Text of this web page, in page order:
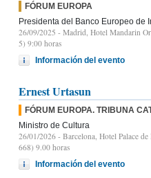
FÓRUM EUROPA
Presidenta del Banco Europeo de
26/09/2025 - Madrid, Hotel Mandarin
5) 9:00 horas
Información del evento
Ernest Urtasun
FÓRUM EUROPA. TRIBUNA
Ministro de Cultura
26/01/2026 - Barcelona, Hotel Palace
668) 9.00 horas
Información del evento